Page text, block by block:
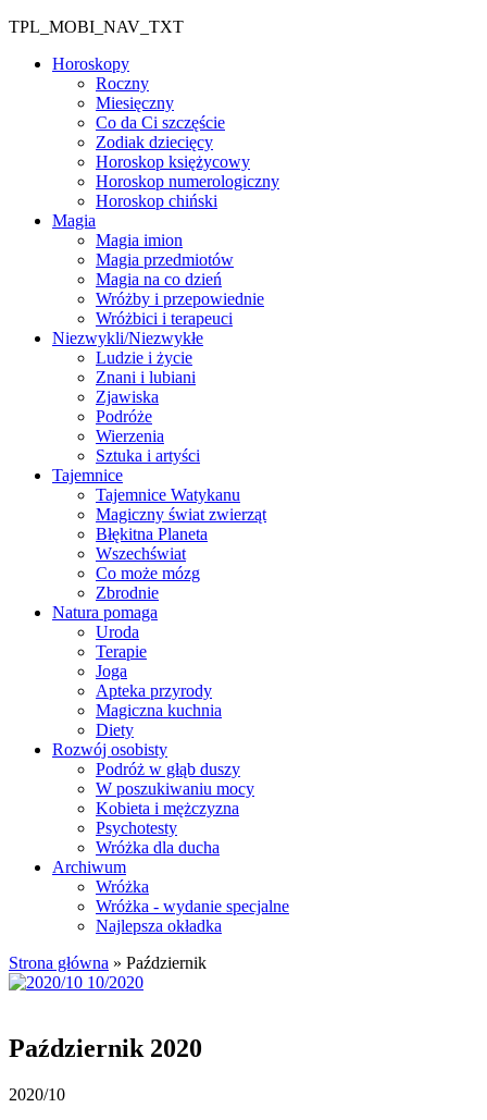
TPL_MOBI_NAV_TXT
Horoskopy
Roczny
Miesięczny
Co da Ci szczęście
Zodiak dziecięcy
Horoskop księżycowy
Horoskop numerologiczny
Horoskop chiński
Magia
Magia imion
Magia przedmiotów
Magia na co dzień
Wróżby i przepowiednie
Wróżbici i terapeuci
Niezwykli/Niezwykłe
Ludzie i życie
Znani i lubiani
Zjawiska
Podróże
Wierzenia
Sztuka i artyści
Tajemnice
Tajemnice Watykanu
Magiczny świat zwierząt
Błękitna Planeta
Wszechświat
Co może mózg
Zbrodnie
Natura pomaga
Uroda
Terapie
Joga
Apteka przyrody
Magiczna kuchnia
Diety
Rozwój osobisty
Podróż w głąb duszy
W poszukiwaniu mocy
Kobieta i mężczyzna
Psychotesty
Wróżka dla ducha
Archiwum
Wróżka
Wróżka - wydanie specjalne
Najlepsza okładka
Strona główna » Październik
Październik 2020
2020/10